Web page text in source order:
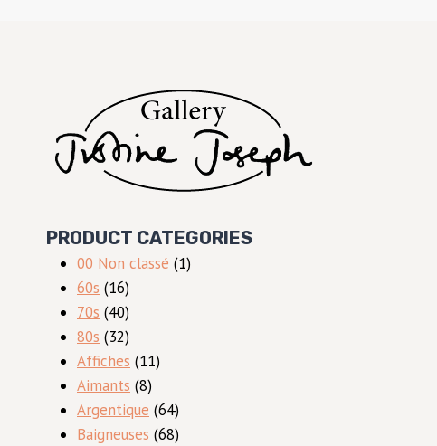
PRODUCT CATEGORIES
00 Non classé 11
60s 1616
produits
70s 4040
produits
80s 3232
produits
Affiches 1111
Aimants 88
produits
Argentique 6464
produits
Baigneuses 6868